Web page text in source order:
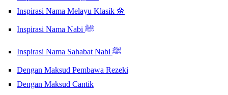
Inspirasi Nama Melayu Klasik 🌼
Inspirasi Nama Nabi ﷺ
Inspirasi Nama Sahabat Nabi ﷺ
Dengan Maksud Pembawa Rezeki
Dengan Maksud Cantik